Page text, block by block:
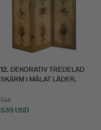
12. DEKORATIV TREDELAD
SKÄRM I MÅLAT LÄDER,
Sålt
539 USD